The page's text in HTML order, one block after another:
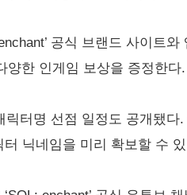
공식 브랜드 사이트
양한 인게임 보상을 증정한다.
릭터명 선점 일정도 공개됐
터 닉네임을 미리 확보할 수